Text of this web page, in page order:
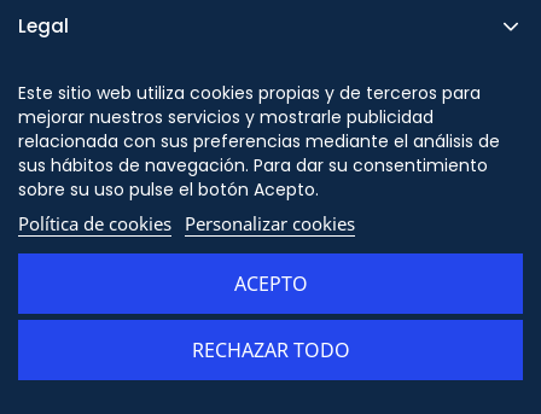
Legal
Seguridad
Este sitio web utiliza cookies propias y de terceros para
mejorar nuestros servicios y mostrarle publicidad
relacionada con sus preferencias mediante el análisis de
sus hábitos de navegación. Para dar su consentimiento
sobre su uso pulse el botón Acepto.
Política de cookies Personalizar cookies
RECHAZAR TODO
ACEPTO
Síguenos en